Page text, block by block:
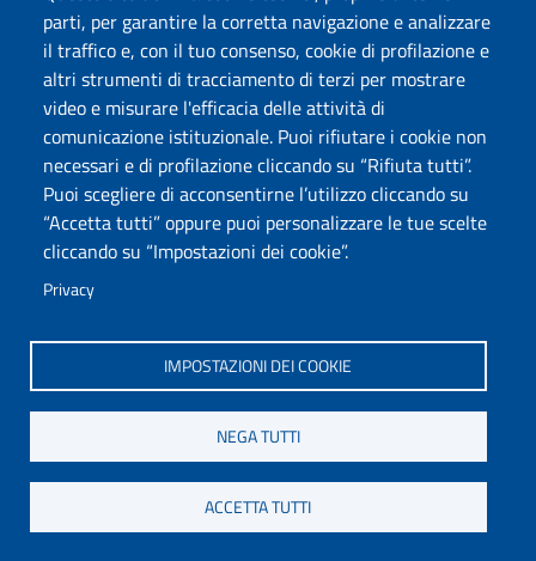
parti, per garantire la corretta navigazione e analizzare
il traffico e, con il tuo consenso, cookie di profilazione e
altri strumenti di tracciamento di terzi per mostrare
video e misurare l'efficacia delle attività di
comunicazione istituzionale. Puoi rifiutare i cookie non
necessari e di profilazione cliccando su “Rifiuta tutti”.
Puoi scegliere di acconsentirne l’utilizzo cliccando su
“Accetta tutti” oppure puoi personalizzare le tue scelte
cliccando su “Impostazioni dei cookie”.
Privacy
IMPOSTAZIONI DEI COOKIE
NEGA TUTTI
ACCETTA TUTTI
Lunedì 28 Novembre dalle 16 nell'Aula Magna
dell'Ateneo si è svolto il seminario di studi “Criminalità
violenta in Sardegna. Quali strumenti per contrastarla?”.
Continua
08/11/2016 L'Osservatorio inaugura
"I Dibattiti di Sardegna Soprattutto"